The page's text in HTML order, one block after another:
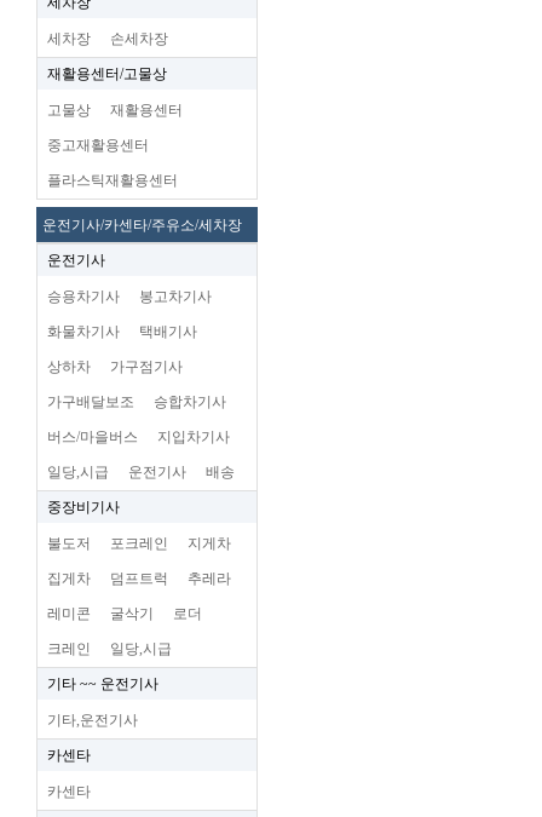
세차장 손세차장
재활용센터/고물상
고물상 재활용센터
중고재활용센터
플라스틱재활용센터
운전기사/카센타/주유소/세차장
운전기사
승용차기사 봉고차기사
화물차기사 택배기사
상하차 가구점기사
가구배달보조 승합차기사
버스/마을버스 지입차기사
일당,시급 운전기사 배송
중장비기사
불도저 포크레인 지게차
집게차 덤프트럭 추레라
레미콘 굴삭기 로더
크레인 일당,시급
기타 ~~ 운전기사
기타,운전기사
카센타
카센타